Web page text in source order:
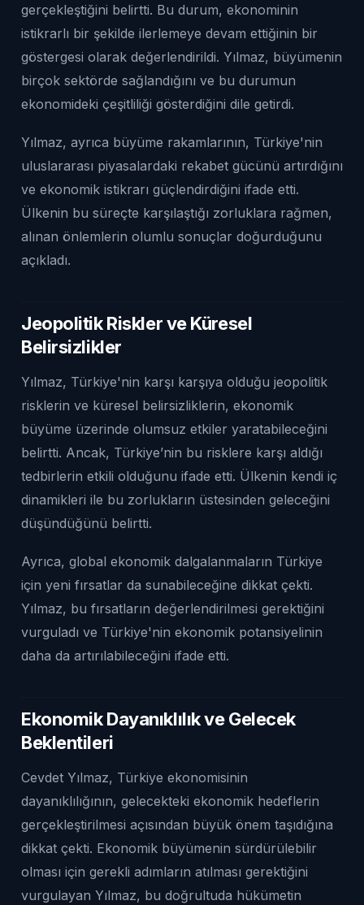
gerçekleştiğini belirtti. Bu durum, ekonominin
istikrarlı bir şekilde ilerlemeye devam ettiğinin bir
göstergesi olarak değerlendirildi. Yılmaz, büyümenin
birçok sektörde sağlandığını ve bu durumun
ekonomideki çeşitliliği gösterdiğini dile getirdi.
Yılmaz, ayrıca büyüme rakamlarının, Türkiye'nin
uluslararası piyasalardaki rekabet gücünü artırdığını
ve ekonomik istikrarı güçlendirdiğini ifade etti.
Ülkenin bu süreçte karşılaştığı zorluklara rağmen,
alınan önlemlerin olumlu sonuçlar doğurduğunu
açıkladı.
Jeopolitik Riskler ve Küresel
Belirsizlikler
Yılmaz, Türkiye'nin karşı karşıya olduğu jeopolitik
risklerin ve küresel belirsizliklerin, ekonomik
büyüme üzerinde olumsuz etkiler yaratabileceğini
belirtti. Ancak, Türkiye’nin bu risklere karşı aldığı
tedbirlerin etkili olduğunu ifade etti. Ülkenin kendi iç
dinamikleri ile bu zorlukların üstesinden geleceğini
düşündüğünü belirtti.
Ayrıca, global ekonomik dalgalanmaların Türkiye
için yeni fırsatlar da sunabileceğine dikkat çekti.
Yılmaz, bu fırsatların değerlendirilmesi gerektiğini
vurguladı ve Türkiye'nin ekonomik potansiyelinin
daha da artırılabileceğini ifade etti.
Ekonomik Dayanıklılık ve Gelecek
Beklentileri
Cevdet Yılmaz, Türkiye ekonomisinin
dayanıklılığının, gelecekteki ekonomik hedeflerin
gerçekleştirilmesi açısından büyük önem taşıdığına
dikkat çekti. Ekonomik büyümenin sürdürülebilir
olması için gerekli adımların atılması gerektiğini
vurgulayan Yılmaz, bu doğrultuda hükümetin